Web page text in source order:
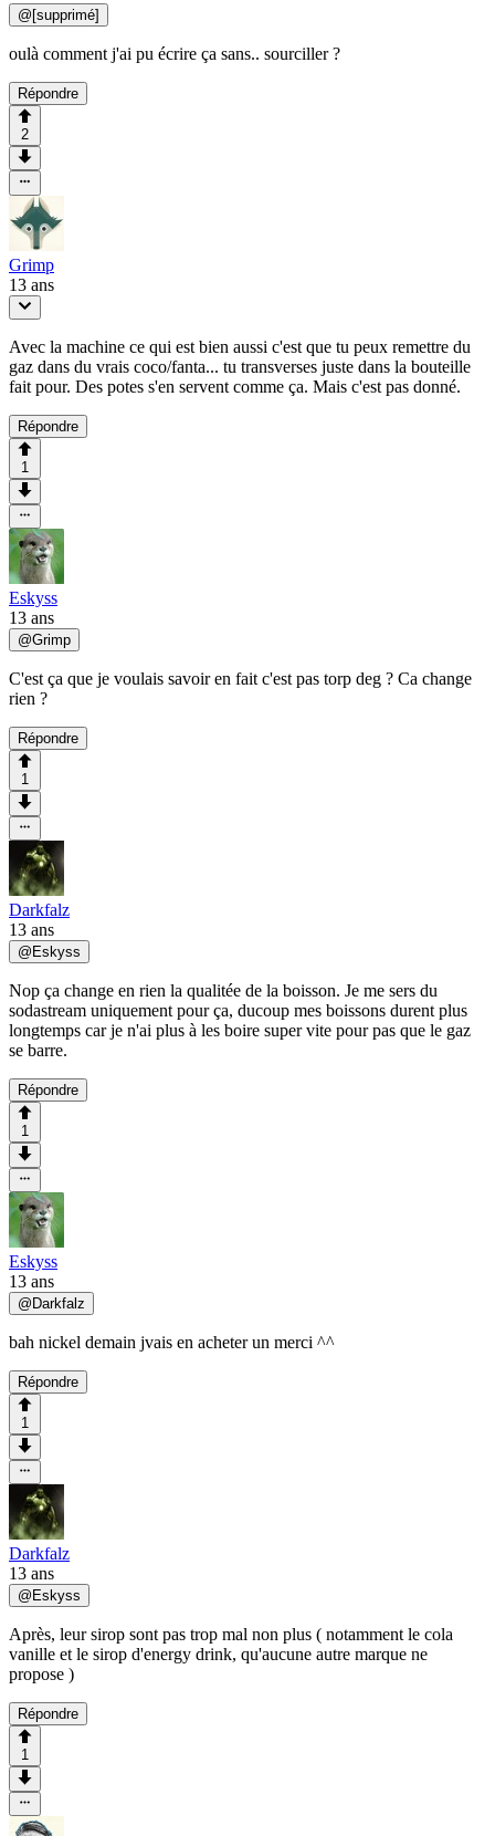
@[supprimé]
oulà comment j'ai pu écrire ça sans.. sourciller ?
Répondre
2
Grimp
13 ans
Avec la machine ce qui est bien aussi c'est que tu peux remettre du
gaz dans du vrais coco/fanta... tu transverses juste dans la bouteille
fait pour. Des potes s'en servent comme ça. Mais c'est pas donné.
Répondre
1
Eskyss
13 ans
@Grimp
C'est ça que je voulais savoir en fait c'est pas torp deg ? Ca change
rien ?
Répondre
1
Darkfalz
13 ans
@ Eskyss
Nop ça change en rien la qualitée de la boisson. Je me sers du
sodastream uniquement pour ça, ducoup mes boissons durent plus
longtemps car je n'ai plus à les boire super vite pour pas que le gaz
se barre.
Répondre
1
Eskyss
13 ans
@ Darkfalz
bah nickel demain jvais en acheter un merci ^^
Répondre
1
Darkfalz
13 ans
@ Eskyss
Après, leur sirop sont pas trop mal non plus ( notamment le cola
vanille et le sirop d'energy drink, qu'aucune autre marque ne
propose )
Répondre
1